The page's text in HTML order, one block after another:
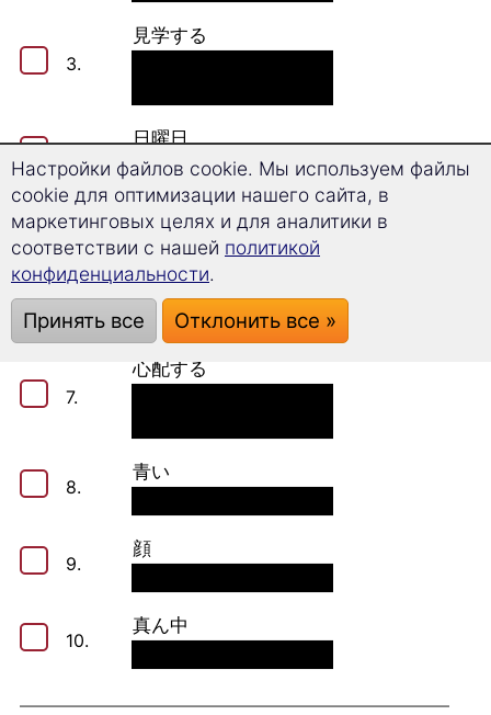
3.
見学する
日曜日
5.
台所
7.
心配する
8.
青い
9.
顔
10.
真ん中
Настройки файлов cookie. Мы используем файлы
cookie для оптимизации нашего сайта, в
маркетинговых целях и для аналитики в
соответствии с нашей политикой
конфиденциальности.
Принять все Отклонить все »